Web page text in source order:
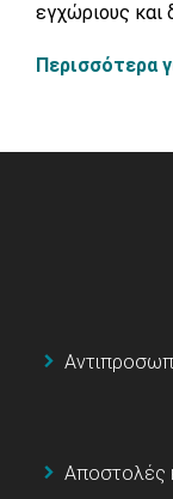
εγχώριους και
Περισσότερα
Αποστολές